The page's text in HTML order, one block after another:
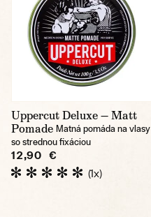
Uppercut Deluxe — Matt
Pomade Matná pomáda na vlasy
so strednou fixáciou
12,90 €
(1x)